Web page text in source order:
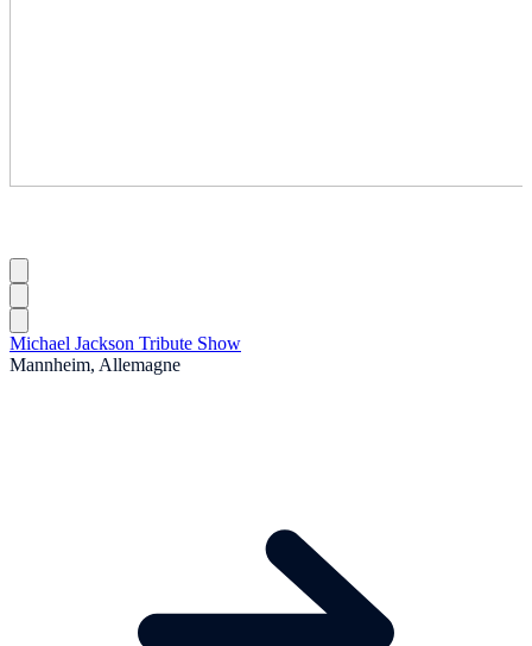
Michael Jackson Tribute Show
Mannheim, Allemagne